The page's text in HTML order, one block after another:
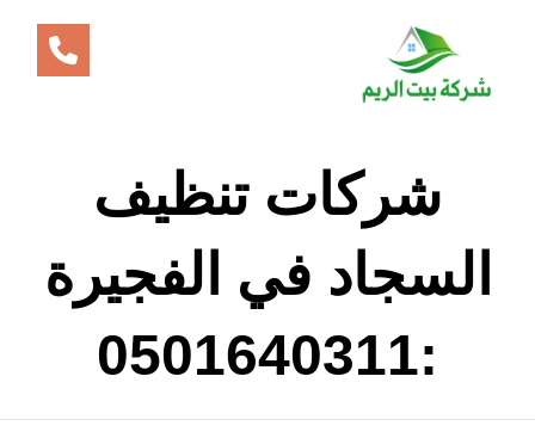
شركات تنظيف
السجاد في الفجيرة
:0501640311